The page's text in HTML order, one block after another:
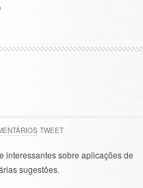
TWEET
interessantes sobre aplicações de
sugestões.